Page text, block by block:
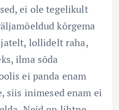
ei ole tegelikult
kõrgema
lollidelt raha,
ilma sõda
ei panda enam
siis inimesed enam ei